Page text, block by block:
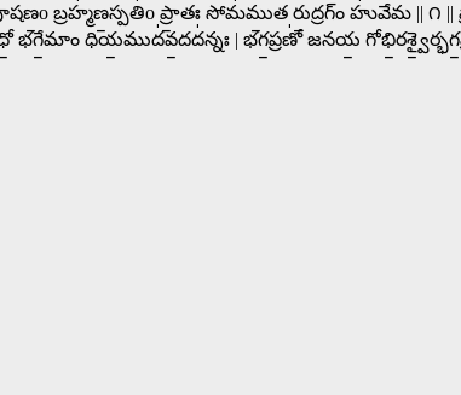
బ్రహ్మ॑ణ॒స్పతి॑o ప్రా॒తః సోమ॑ము॒త రు॒ద్రగ్ం హు॑వేమ || ౧ ||
భగే॒మాం ధియ॒ముద॑వ॒దద॑న్నః | భగ॒ప్రణో॑ జనయ॒